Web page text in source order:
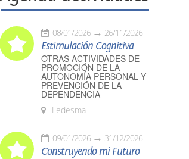
08/01/2026 26/11/2026
Estimulación Cognitiva
OTRAS ACTIVIDADES DE
PROMOCIÓN DE LA
AUTONOMÍA PERSONAL Y
PREVENCIÓN DE LA
DEPENDENCIA
Ledesma
09/01/2026 31/12/2026
Construyendo mi Futuro